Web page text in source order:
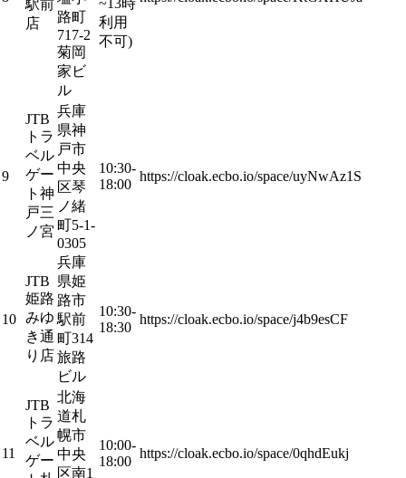
駅前
店
路町
717-2
菊岡
家ビ
ル
利用
不可)
9
JTB
トラ
ベル
ゲー
ト神
戸三
ノ宮
兵庫
県神
戸市
中央
区琴
ノ緒
町5-1-
0305
10:30-
18:00
https://cloak.ecbo.io/space/uyNwAz1S
10
JTB
姫路
みゆ
き通
り店
兵庫
県姫
路市
駅前
町314
旅路
ビル
10:30-
18:30
https://cloak.ecbo.io/space/j4b9esCF
11
JTB
トラ
ベル
ゲー
北海
道札
幌市
中央
区南1
10:00-
18:00
https://cloak.ecbo.io/space/0qhdEukj